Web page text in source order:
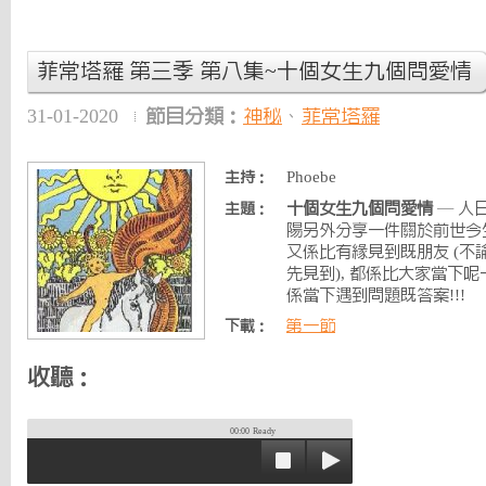
菲常塔羅 第三季 第八集~十個女生九個問愛情
31-01-2020 節目分類： 神秘 、 菲常塔羅
主持： Phoebe
主題： 十個女生九個問愛情— 人日
陽另外分享一件關於前世
又係比有緣見到既朋友 (不
先見到), 都係比大家當下
係當下遇到問題既答案!!!
下載： 第一節
收聽：
00:00 Ready